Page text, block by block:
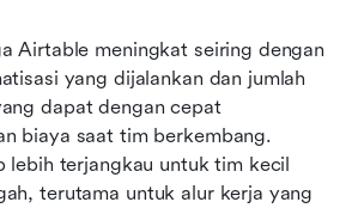
Airtable meningkat seiring dengan
yang dijalankan dan jumlah
dapat dengan cepat
biaya saat tim berkembang.
lebih terjangkau untuk tim kecil
terutama untuk alur kerja yang